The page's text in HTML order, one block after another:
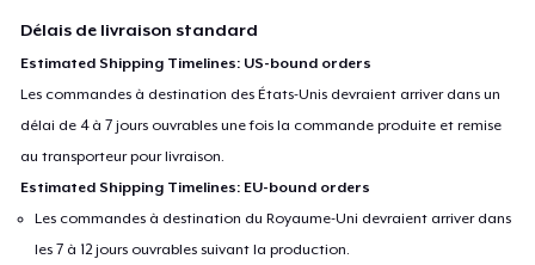
Délais de livraison standard
Estimated Shipping Timelines: US-bound orders
Les commandes à destination des États-Unis devraient arriver dans un
délai de 4 à 7 jours ouvrables une fois la commande produite et remise
au transporteur pour livraison.
Estimated Shipping Timelines: EU-bound orders
Les commandes à destination du Royaume-Uni devraient arriver dans
les 7 à 12 jours ouvrables suivant la production.
Women's Flowy Tank Top